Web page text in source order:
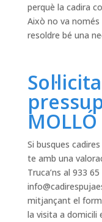
perquè la cadira
Això no va només
resoldre bé una
MOLLÓ
Si busques
te amb una
Truca’ns al 933
mitjançant el
la visita a domicili